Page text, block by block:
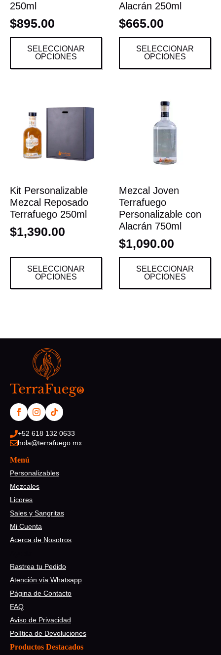
250ml
$895.00
SELECCIONAR
OPCIONES
Alacrán 250ml
$665.00
SELECCIONAR
OPCIONES
Kit Personalizable
Mezcal Reposado
Terrafuego 250ml
$1,390.00
SELECCIONAR
OPCIONES
Mezcal Joven
Terrafuego
Personalizable con
Alacrán 750ml
$1,090.00
SELECCIONAR
OPCIONES
+52 618 132 0633
hola@terrafuego.mx
Menú
Personalizables
Mezcales
Licores
Sales y Sangritas
Mi Cuenta
Acerca de Nosotros
Rastrea tu Pedido
Atención vía Whatsapp
Página de Contacto
FAQ
Aviso de Privacidad
Política de Devoluciones
Productos Destacados